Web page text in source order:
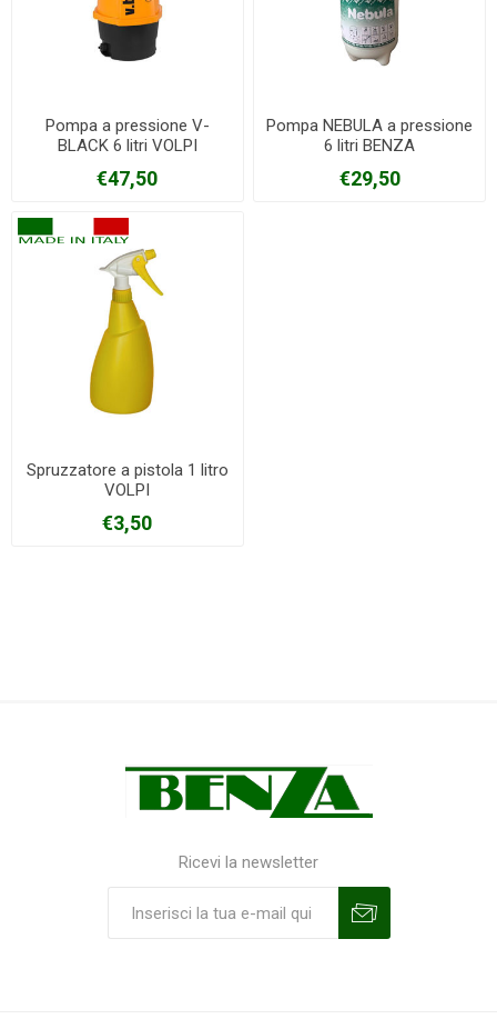
Pompa a pressione V-
BLACK 6 litri VOLPI
€47,50
Pompa NEBULA a pressione
6 litri BENZA
€29,50
Spruzzatore a pistola 1 litro
VOLPI
€3,50
Ricevi la newsletter